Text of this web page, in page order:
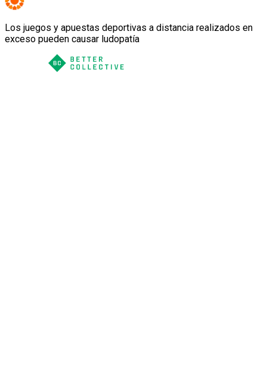
Los juegos y apuestas deportivas a distancia realizados en
exceso pueden causar ludopatía